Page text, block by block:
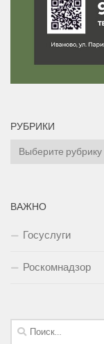
РУБРИКИ
Рубрики
ВАЖНО
Госуслуги
Роскомнадзор
Найти: